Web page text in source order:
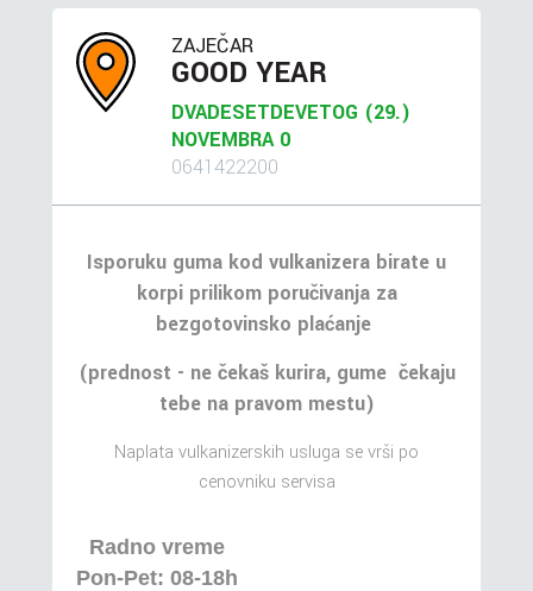
ZAJEČAR
GOOD YEAR
DVADESETDEVETOG (29.)
NOVEMBRA 0
0641422200
Isporuku guma kod vulkanizera birate u
korpi prilikom poručivanja za
bezgotovinsko plaćanje
(prednost - ne čekaš kurira, gume čekaju
tebe na pravom mestu)
Naplata vulkanizerskih usluga se vrši po
cenovniku servisa
Radno vreme
Pon-Pet: 08-18h